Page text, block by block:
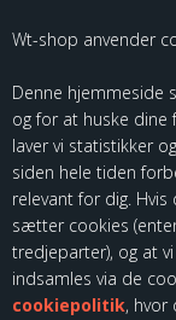
Wt-shop anvender
Denne hjemmeside
og for at huske dine
laver vi statistikker
siden hele tiden
relevant for dig.
sætter cookies
tredjeparter), og at
indsamles via de
cookiepolitik,
Som importør af
hos
følge dette link: